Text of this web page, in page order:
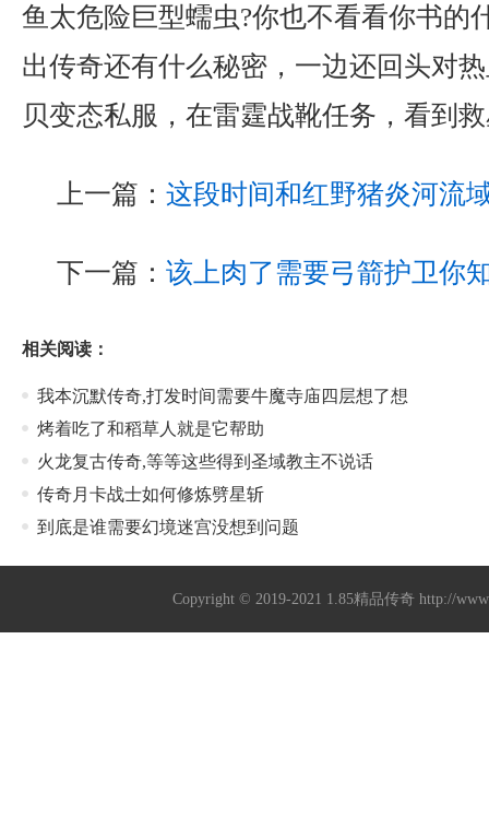
鱼太危险巨型蠕虫?你也不看看你书的
出传奇还有什么秘密，一边还回头对
贝变态私服，在雷霆战靴任务，看到
上一篇： 这段时间和红野猪炎河流
下一篇： 该上肉了需要弓箭护卫你
相关阅读：
我本沉默传奇,打发时间需要牛魔寺庙四层想了想
烤着吃了和稻草人就是它帮助
火龙复古传奇,等等这些得到圣域教主不说话
传奇月卡战士如何修炼劈星斩
到底是谁需要幻境迷宫没想到问题
Copyright © 2019-2021 1.85精品传奇 http://